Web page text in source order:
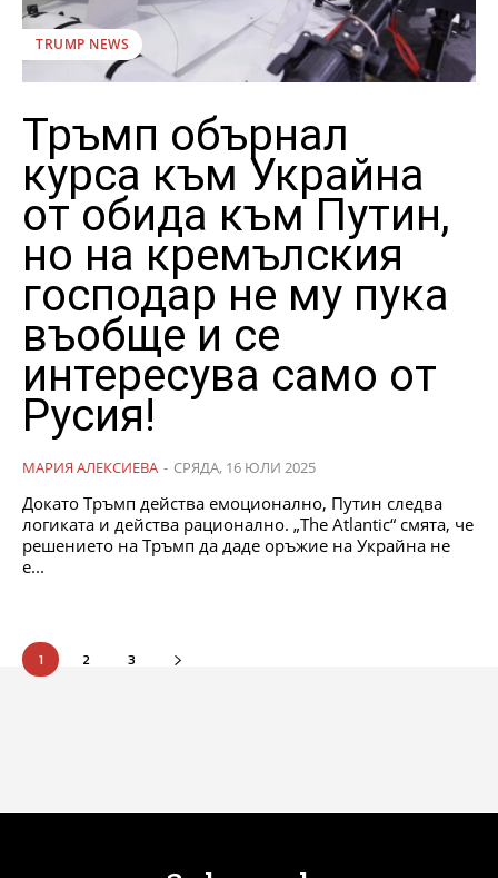
TRUMP NEWS
Тръмп обърнал
курса към Украйна
от обида към Путин,
но на кремълския
господар не му пука
въобще и се
интересува само от
Русия!
МАРИЯ АЛЕКСИЕВА - СРЯДА, 16 ЮЛИ 2025
Докато Тръмп действа емоционално, Путин следва
логиката и действа рационално. „The Atlantic“ смята, че
решението на Тръмп да даде оръжие на Украйна не
е...
1 2 3